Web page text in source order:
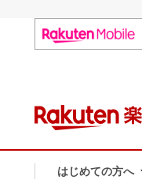
はじめての方へ